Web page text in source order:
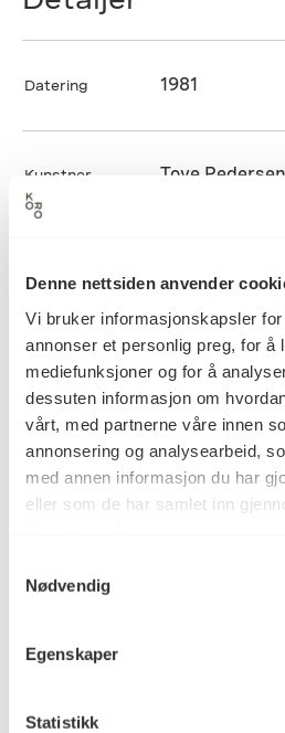
Denne nettsiden anvender
Vi bruker informasjonskapsler
annonser et personlig preg, for å
mediefunksjoner og for å
dessuten informasjon om
vårt, med partnerne våre innen
annonsering og analysearbeid,
med annen informasjon du har
eller som de har samlet inn
Nødvendig
Egenskaper
Statistikk
Datering 1981
Kunstner Tove Pedersen
Teknikk og
materiale
Diameter: 0cm
Dybde: 0cm
Reference